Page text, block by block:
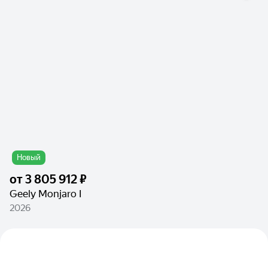
Новый
от3 805 912 ₽
Geely Monjaro I
2026